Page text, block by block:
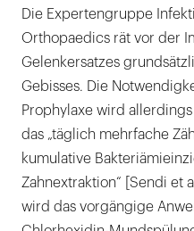
Die Expertengruppe
Orthopaedics rät vor der
Gelenkersatzes
Gebisses. Die
Prophylaxe wird
das „täglich mehrfache
kumulative
Zahnextraktion“ [Sendi et
wird das vorgängige